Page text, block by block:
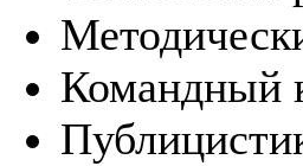
Командный